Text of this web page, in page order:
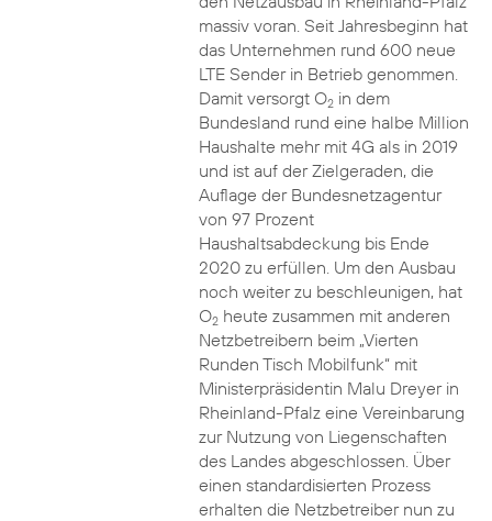
massiv voran. Seit Jahresbeginn hat
das Unternehmen rund 600 neue
LTE Sender in Betrieb genommen.
Damit versorgt O2in dem
Bundesland rund eine halbe Million
Haushalte mehr mit 4G als in 2019
und ist auf der Zielgeraden, die
Auflage der Bundesnetzagentur
von 97 Prozent
Haushaltsabdeckung bis Ende
2020 zu erfüllen. Um den Ausbau
noch weiter zu beschleunigen, hat
O2heute zusammen mit anderen
Netzbetreibern beim „Vierten
Runden Tisch Mobilfunk“ mit
Ministerpräsidentin Malu Dreyer in
Rheinland-Pfalz eine Vereinbarung
zur Nutzung von Liegenschaften
des Landes abgeschlossen. Über
einen standardisierten Prozess
erhalten die Netzbetreiber nun zu